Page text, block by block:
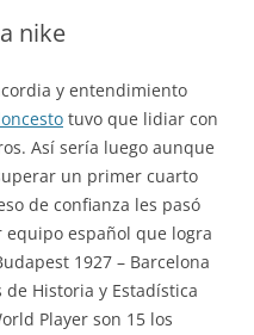
nike
y entendimiento
tuvo que lidiar con
Así sería luego aunque
un primer cuarto
de confianza les pasó
equipo español que logra
1927 – Barcelona
Historia y Estadística
Player son 15 los